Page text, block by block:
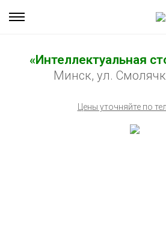
«Интеллектуальная
Минск, ул.
Цены уточняйте по